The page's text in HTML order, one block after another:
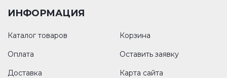
ИНФОРМАЦИЯ
Каталог товаров
Оплата
Доставка
Корзина
Оставить заявку
Карта сайта